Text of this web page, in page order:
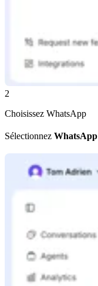
2
Choisissez WhatsApp
Sélectionnez WhatsApp